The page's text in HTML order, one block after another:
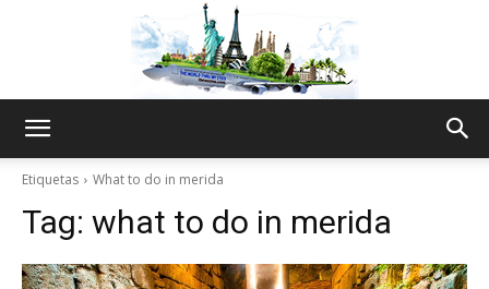
Etiquetas What to do in merida
Tag: what to do in merida